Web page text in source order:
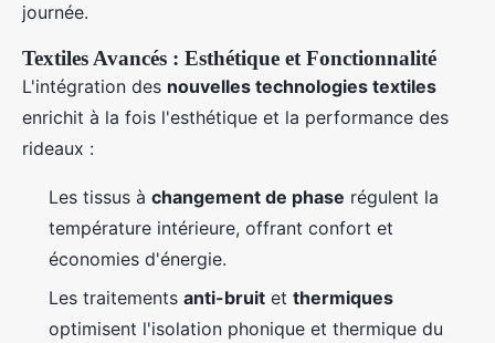
journée.
Textiles Avancés : Esthétique et Fonctionnalité
L'intégration des nouvelles technologies textiles
enrichit à la fois l'esthétique et la performance des
rideaux :
Les tissus à changement de phase régulent la
température intérieure, offrant confort et
économies d'énergie.
Les traitements anti-bruit et thermiques
optimisent l'isolation phonique et thermique du